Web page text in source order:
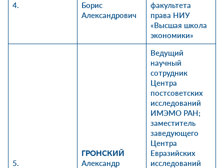
4.
Борис
Александрович
факультета
права НИУ
«Высшая школа
экономики»
5.
ГРОНСКИЙ
Александр
Ведущий
научный
сотрудник
Центра
постсоветских
исследований
ИМЭМО РАН;
заместитель
заведующего
Центра
Евразийских
исследований